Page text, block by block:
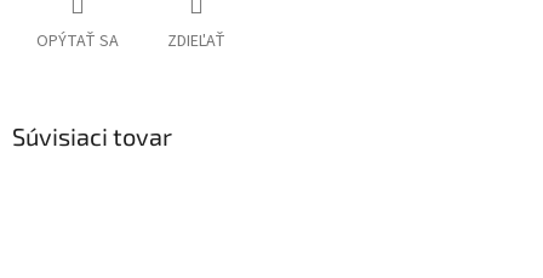
OPÝTAŤ SA ZDIEĽAŤ
Súvisiaci tovar